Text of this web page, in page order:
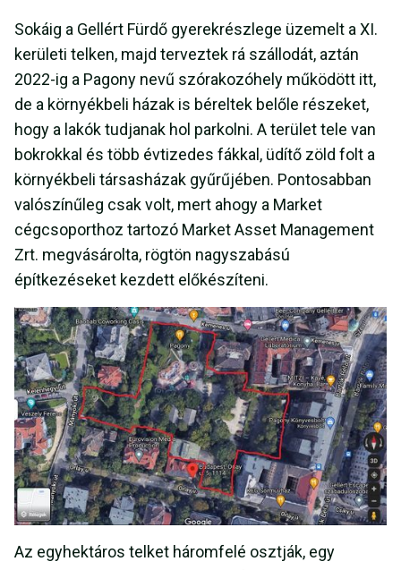
Sokáig a Gellért Fürdő gyerekrészlege üzemelt a XI.
kerületi telken, majd terveztek rá szállodát, aztán
2022-ig a Pagony nevű szórakozóhely működött itt,
de a környékbeli házak is béreltek belőle részeket,
hogy a lakók tudjanak hol parkolni. A terület tele van
bokrokkal és több évtizedes fákkal, üdítő zöld folt a
környékbeli társasházak gyűrűjében. Pontosabban
valószínűleg csak volt, mert ahogy a Market
cégcsoporthoz tartozó Market Asset Management
Zrt. megvásárolta, rögtön nagyszabású
építkezéseket kezdett előkészíteni.
Az egyhektáros telket háromfelé osztják, egy